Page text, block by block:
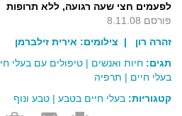
לפעמים חצי שעה רגועה, ללא תרופות
פורסם 8.11.08
זהרה רון
| צילומים: אירית זילברמן
תגים: חיות ואנשים | טיפולים עם בעלי
בעלי חיים | תרפיה
קטגוריות: בעלי חיים בטבע | טבע ונוף